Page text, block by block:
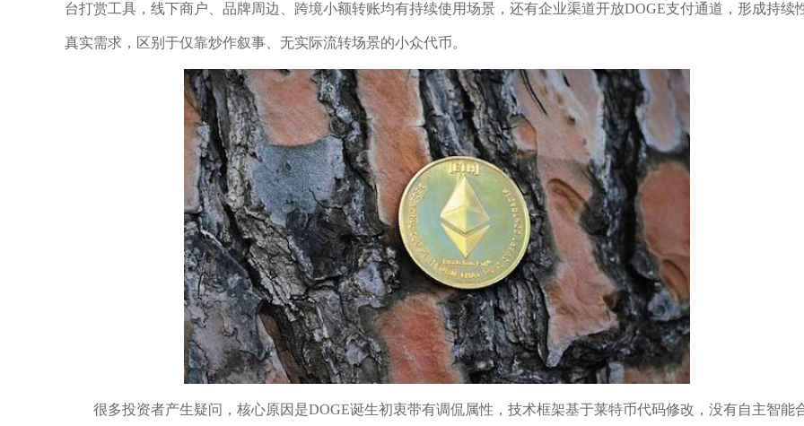
台打赏工具，线下商户、品牌周边、跨境小额转账均有持续使用场景，还有企业渠道开放DOGE支付通道，形成持续
真实需求，区别于仅靠炒作叙事、无实际流转场景的小众代币。
很多投资者产生疑问，核心原因是DOGE诞生初衷带有调侃属性，技术框架基于莱特币代码修改，没有自主智能